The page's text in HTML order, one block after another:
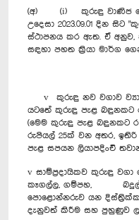
(අ) (i) කුරුඳු වාණිජ
උදෙසා 2023.09.01 දින
ස්ථාපනය කර ඇත. ඒ
සඳහා පහත ක්‍රියා මාර්ග
v කුරුඳු නව වගාව
යටතේ කුරුඳු පැළ
(මෙම කුරුඳු පැළ බඳුනකට
රුපියල් 25ක් වන අතර,
පැළ සපයන ලියාපදිංචි
v සාම්ප්‍රදායිකව කුරුඳු
කෑගල්ල, ගම්පහ, බදුල්ල,
පොළොන්නරුව යන
දැනුවත් කිරීම සහ පුහුණුව